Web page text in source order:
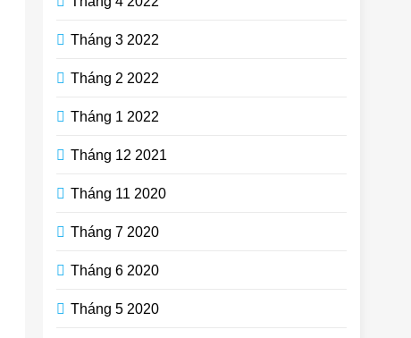
Tháng 3 2022
Tháng 2 2022
Tháng 1 2022
Tháng 12 2021
Tháng 11 2020
Tháng 7 2020
Tháng 6 2020
Tháng 5 2020